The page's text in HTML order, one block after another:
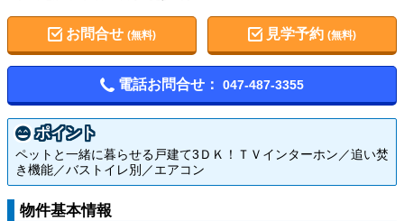
お問合せ (無料) 見学予約(無料)
電話お問合せ： 047-487-3355
ポイント
ペットと一緒に暮らせる戸建て3ＤＫ！ＴＶインターホン／追い焚
き機能／バストイレ別／エアコン
物件基本情報